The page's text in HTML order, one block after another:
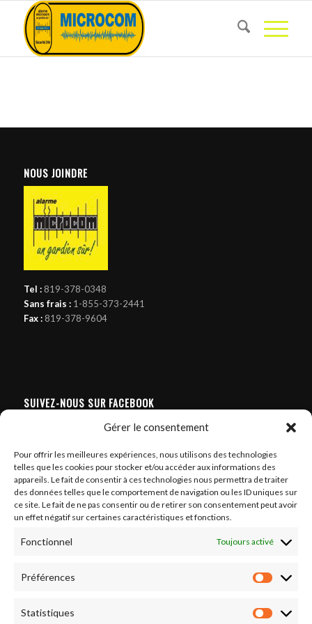
Gérer le consentement
Pour offrir les meilleures expériences, nous utilisons des technologies
telles que les cookies pour stocker et/ou accéder aux informations des
appareils. Le fait de consentir à ces technologies nous permettra de traiter
des données telles que le comportement de navigation ou les ID uniques sur
ce site. Le fait de ne pas consentir ou de retirer son consentement peut avoir
un effet négatif sur certaines caractéristiques et fonctions.
Fonctionnel Toujours activé
Préférences
Statistiques
NOUS JOINDRE
Tel :819-378-0348
Sans frais :1-855-373-2441
Fax :819-378-9604
SUIVEZ-NOUS SUR FACEBOOK
Cliquez sur « J’accepte » pour activer
Facebook
Politique de cookies